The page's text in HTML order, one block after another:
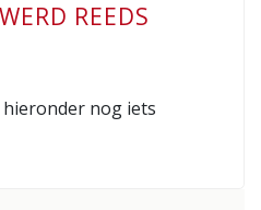
REEDS
nog iets